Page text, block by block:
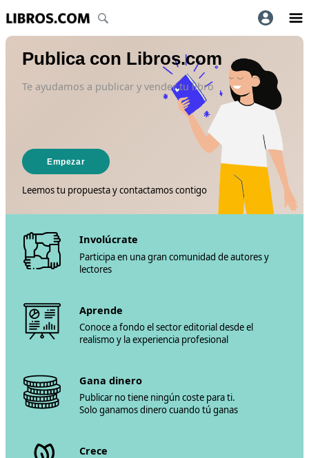
Publica con Libros.com
Te ayudamos a publicar y vender tu libro
Empezar
Leemos tu propuesta y contactamos contigo
Involúcrate
Participa en una gran comunidad de autores y
lectores
Aprende
Conoce a fondo el sector editorial desde el
realismo y la experiencia profesional
Gana dinero
Publicar no tiene ningún coste para ti.
Solo ganamos dinero cuando tú ganas
Crece